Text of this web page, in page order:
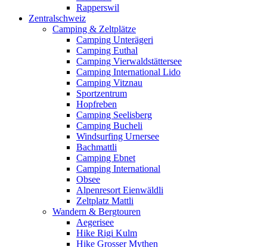
Rapperswil
Zentralschweiz
Camping & Zeltplätze
Camping Unterägeri
Camping Euthal
Camping Vierwaldstättersee
Camping International Lido
Camping Vitznau
Sportzentrum
Hopfreben
Camping Seelisberg
Camping Bucheli
Windsurfing Urnersee
Bachmattli
Camping Ebnet
Camping International
Obsee
Alpenresort Eienwäldli
Zeltplatz Mattli
Wandern & Bergtouren
Aegerisee
Hike Rigi Kulm
Hike Grosser Mythen